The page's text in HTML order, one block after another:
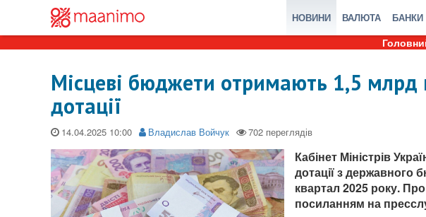
НОВИНИ ВАЛЮТА БАНКИ
Місцеві бюджети отримають 1,5 млрд
дотації
14.04.2025 Владислав Войчук
Кабінет Міністрів
дотації з державного
квартал 2025 року.
посиланням на